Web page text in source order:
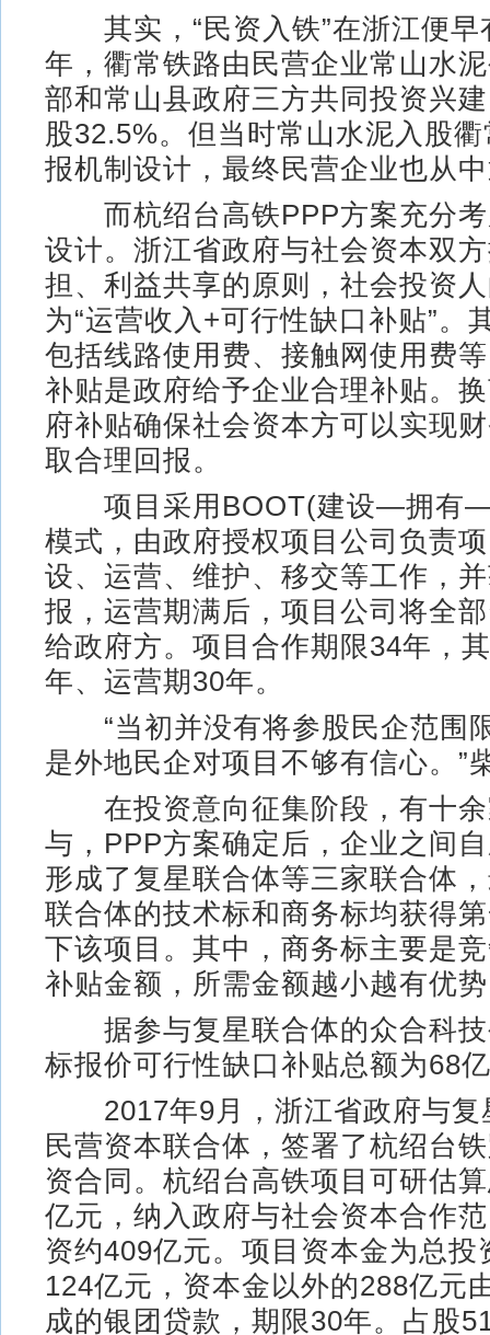
其实，“民资入铁”在浙江便早
年，衢常铁路由民营企业常山水
部和常山县政府三方共同投资兴
股32.5%。但当时常山水泥入股
报机制设计，最终民营企业也从
而杭绍台高铁PPP方案充分考
设计。浙江省政府与社会资本双
担、利益共享的原则，社会投资
为“运营收入+可行性缺口补贴”。
包括线路使用费、接触网使用费
补贴是政府给予企业合理补贴。
府补贴确保社会资本方可以实现
取合理回报。
项目采用BOOT(建设—拥有
模式，由政府授权项目公司负责
设、运营、维护、移交等工作，
报，运营期满后，项目公司将全
给政府方。项目合作期限34年，
年、运营期30年。
“当初并没有将参股民企范围
是外地民企对项目不够有信心。”
在投资意向征集阶段，有十余
与，PPP方案确定后，企业之间
形成了复星联合体等三家联合体
联合体的技术标和商务标均获得
下该项目。其中，商务标主要是
补贴金额，所需金额越小越有优
据参与复星联合体的众合科技
标报价可行性缺口补贴总额为68
2017年9月，浙江省政府与复
民营资本联合体，签署了杭绍台
资合同。杭绍台高铁项目可研估
亿元，纳入政府与社会资本合作
资约409亿元。项目资本金为总投
124亿元，资本金以外的288亿元
成的银团贷款，期限30年。占股